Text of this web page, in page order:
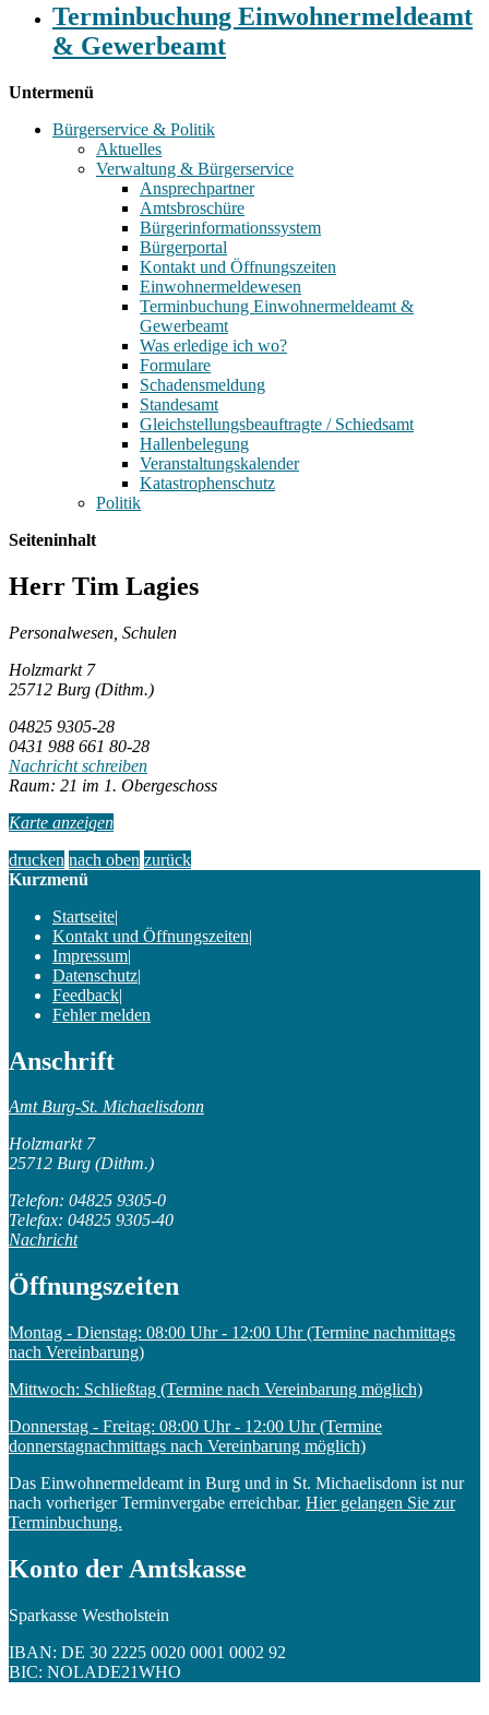
Terminbuchung Einwohnermeldeamt
& Gewerbeamt
Untermenü
Bürgerservice & Politik
Aktuelles
Verwaltung & Bürgerservice
Ansprechpartner
Amtsbroschüre
Bürgerinformationssystem
Bürgerportal
Kontakt und Öffnungszeiten
Einwohnermeldewesen
Terminbuchung Einwohnermeldeamt &
Gewerbeamt
Was erledige ich wo?
Formulare
Schadensmeldung
Standesamt
Gleichstellungsbeauftragte / Schiedsamt
Hallenbelegung
Veranstaltungskalender
Katastrophenschutz
Politik
Seiteninhalt
Herr Tim Lagies
Personalwesen, Schulen
Holzmarkt 7
25712 Burg (Dithm.)
04825 9305-28
0431 988 661 80-28
Nachricht schreiben
Raum: 21 im 1. Obergeschoss
Karte anzeigen
drucken nach oben zurück
Kurzmenü
Startseite|
Kontakt und Öffnungszeiten|
Impressum|
Datenschutz|
Feedback|
Fehler melden
Anschrift
Amt Burg-St. Michaelisdonn
Holzmarkt 7
25712 Burg (Dithm.)
Telefon: 04825 9305-0
Telefax: 04825 9305-40
Nachricht
Öffnungszeiten
Montag - Dienstag: 08:00 Uhr - 12:00 Uhr (Termine nachmittags
nach Vereinbarung)
Mittwoch: Schließtag (Termine nach Vereinbarung möglich)
Donnerstag - Freitag: 08:00 Uhr - 12:00 Uhr (Termine
donnerstagnachmittags nach Vereinbarung möglich)
Das Einwohnermeldeamt in Burg und in St. Michaelisdonn ist nur
nach vorheriger Terminvergabe erreichbar. Hier gelangen Sie zur
Terminbuchung.
Konto der Amtskasse
Sparkasse Westholstein
IBAN: DE 30 2225 0020 0001 0002 92
BIC: NOLADE21WHO